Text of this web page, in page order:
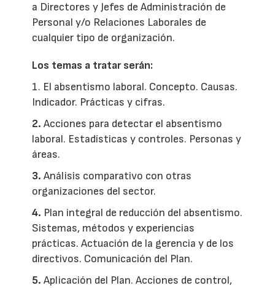
a Directores y Jefes de Administración de
Personal y/o Relaciones Laborales de
cualquier tipo de organización.
Los temas a tratar serán:
1. El absentismo laboral. Concepto. Causas.
Indicador. Prácticas y cifras.
2. Acciones para detectar el absentismo
laboral. Estadísticas y controles. Personas y
áreas.
3. Análisis comparativo con otras
organizaciones del sector.
4. Plan integral de reducción del absentismo.
Sistemas, métodos y experiencias
prácticas. Actuación de la gerencia y de los
directivos. Comunicación del Plan.
5. Aplicación del Plan. Acciones de control,